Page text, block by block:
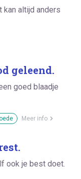
kan altijd anders
geleend.
goed blaadje
Meer info
ook je best doet.